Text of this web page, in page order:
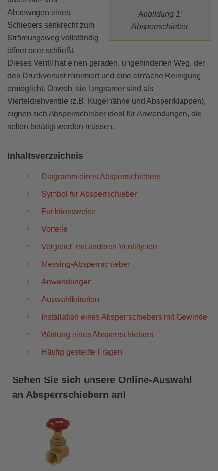
Modulierendes Regelventil
Koaxiales Ventil
Sicherheits- Und Überdruckventil
Geradsitzventil
Membranventil
Scheibenventil
ORFS Fitting
NPT Fitting
JIC Fitting
Schalldämpfer
Druck Und Sog
Schweißen
Flach Liegend
Verarbeitung Der Rohre
Sicherung, Sicherheitsschalter Und Unterbrecher
Beleuchtung
Abbildung 1:
Absperrschieber
Abbewegen eines
Schiebers senkrecht zum
Strömungsweg vollständig
öffnet oder schließt.
Dieses Ventil hat einen geraden, ungehinderten Weg, der
den Druckverlust minimiert und eine einfache Reinigung
ermöglicht. Obwohl sie langsamer sind als
Vierteldrehventile (z.B. Kugelhähne und Absperrklappen),
eignen sich Absperrschieber ideal für Anwendungen, die
selten betätigt werden müssen.
Inhaltsverzeichnis
Diagramm eines Absperrschiebers
Symbol für Absperrschieber
Funktionsweise
Vorteile
Vergleich mit anderen Ventiltypen
Messing-Absperrschieber
Anwendungen
Auswahlkriterien
Installation eines Absperrschiebers mit Gewinde
Wartung eines Absperrschiebers
Häufig gestellte Fragen
Sehen Sie sich unsere Online-Auswahl
an Absperrschiebern an!